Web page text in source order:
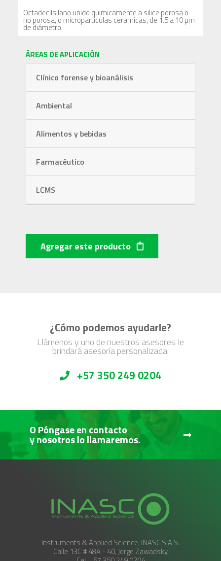
Octadecilsilano unido quimicamente a silice porosa o
no porosa, o microparticulas ceramicas, de 1.5 a 10 µm
de diámetro.
ÁREAS DE APLICACIÓN
Clínico forense y bioanálisis
Ambiental
Alimentos y bebidas
Farmacéutico
LCMS
Agregar este producto
¿Cómo podemos ayudarle?
Llámenos y uno de nuestros asesores le
brindará asesoría personalizada.
+57 350 249 0204
O Póngase en contacto
y nosotros lo llamaremos.
Instruments & Applied Science, INASC S.A.S.
Calle 13C # 48A - 40, Jorge Zawadsky